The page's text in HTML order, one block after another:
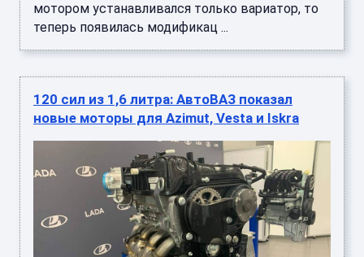
мотором устанавливался только вариатор, то
теперь появилась модификац ...
120 сил из 1,6 литра: АвтоВАЗ показал
новые моторы для Azimut, Vesta и Iskra